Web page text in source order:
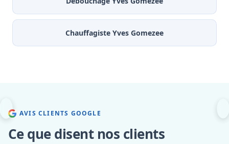
Chauffagiste Yves Gomezee
AVIS CLIENTS GOOGLE
Ce que disent nos clients